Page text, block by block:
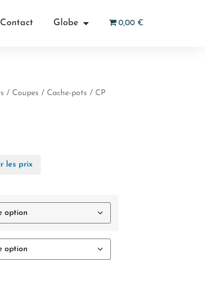
Contact Globe 0,00 €
/ Coupes / Cache-pots / CP
les prix